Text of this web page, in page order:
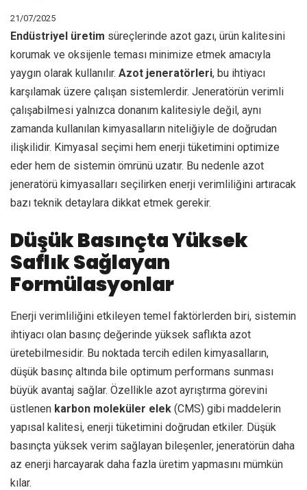
21/07/2025
Endüstriyel üretim süreçlerinde azot gazı, ürün kalitesini
korumak ve oksijenle teması minimize etmek amacıyla
yaygın olarak kullanılır. Azot jeneratörleri, bu ihtiyacı
karşılamak üzere çalışan sistemlerdir. Jeneratörün verimli
çalışabilmesi yalnızca donanım kalitesiyle değil, aynı
zamanda kullanılan kimyasalların niteliğiyle de doğrudan
ilişkilidir. Kimyasal seçimi hem enerji tüketimini optimize
eder hem de sistemin ömrünü uzatır. Bu nedenle azot
jeneratörü kimyasalları seçilirken enerji verimliliğini artıracak
bazı teknik detaylara dikkat etmek gerekir.
Düşük Basınçta Yüksek
Saflık Sağlayan
Formülasyonlar
Enerji verimliliğini etkileyen temel faktörlerden biri, sistemin
ihtiyacı olan basınç değerinde yüksek saflıkta azot
üretebilmesidir. Bu noktada tercih edilen kimyasalların,
düşük basınç altında bile optimum performans sunması
büyük avantaj sağlar. Özellikle azot ayrıştırma görevini
üstlenen karbon moleküler elek (CMS) gibi maddelerin
yapısal kalitesi, enerji tüketimini doğrudan etkiler. Düşük
basınçta yüksek verim sağlayan bileşenler, jeneratörün daha
az enerji harcayarak daha fazla üretim yapmasını mümkün
kılar.